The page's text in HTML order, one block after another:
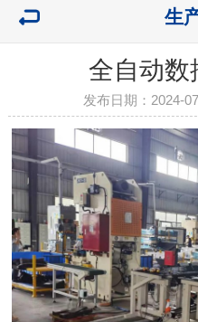
生
全自动数
发布日期：2024-